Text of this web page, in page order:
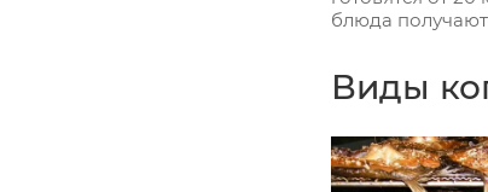
блюда
Виды